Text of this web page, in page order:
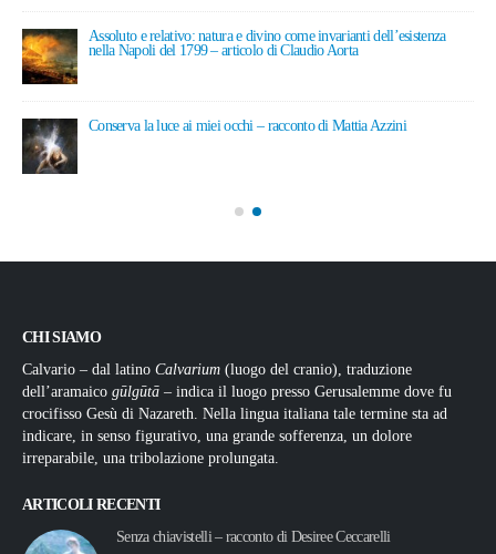
Assoluto e relativo: natura e divino come invarianti dell’esistenza
nella Napoli del 1799 – articolo di Claudio Aorta
Conserva la luce ai miei occhi – racconto di Mattia Azzini
CHI SIAMO
Calvario – dal latino Calvarium (luogo del cranio), traduzione
dell’aramaico gūlgūtā – indica il luogo presso Gerusalemme dove fu
crocifisso Gesù di Nazareth. Nella lingua italiana tale termine sta ad
indicare, in senso figurativo, una grande sofferenza, un dolore
irreparabile, una tribolazione prolungata.
ARTICOLI RECENTI
Senza chiavistelli – racconto di Desiree Ceccarelli